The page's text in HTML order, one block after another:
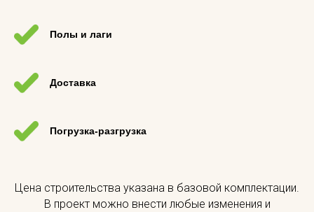
Полы и лаги
Доставка
Погрузка-разгрузка
Цена строительства указана в базовой комплектации.
В проект можно внести любые изменения и